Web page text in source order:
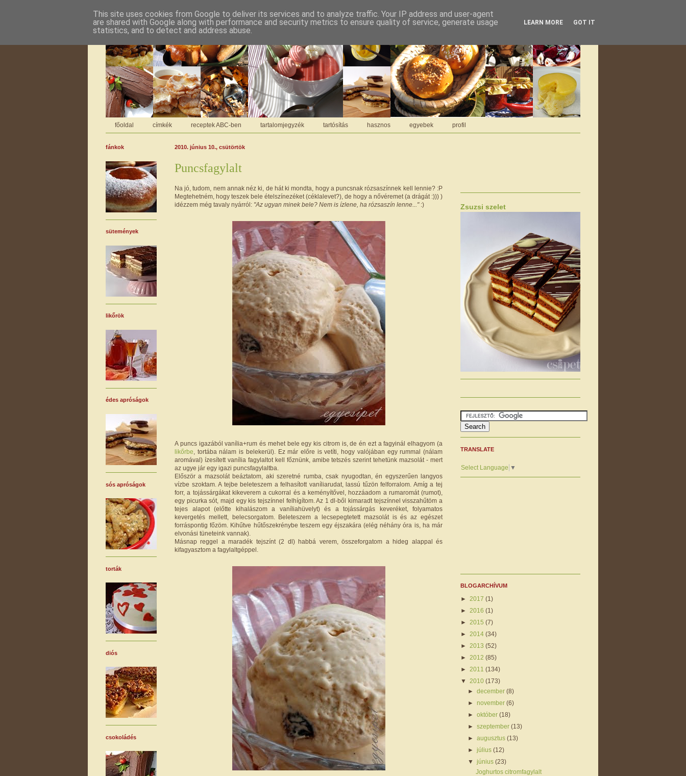
főoldal címkék receptek ABC-ben tartalomjegyzék tartósítás hasznos egyebek profil
2010. június 10., csütörtök
Puncsfagylalt
Na jó, tudom, nem annak néz ki, de hát ki mondta, hogy a puncsnak rózsaszínnek kell lennie? :P
Megtehetném, hogy teszek bele ételszínezéket (céklalevet?), de hogy a nővéremet (a drágát :))) )
idézzem még tavaly nyárról: "Az ugyan minek bele? Nem is ízlene, ha rózsaszín lenne...":)
A puncs igazából vanília+rum és mehet bele egy kis citrom is, de én ezt a fagyinál elhagyom (a
likőrbe , tortába nálam is belekerül). Ez már előre is vetíti, hogy valójában egy rummal (nálam
aromával) ízesített vanília fagylaltot kell főznünk, amibe tetszés szerint tehetünk mazsolát - mert
az ugye jár egy igazi puncsfagylaltba.
Először a mazsolát beáztatom, aki szeretné rumba, csak nyugodtan, én egyszerűen langyos
vízbe szoktam. A tejbe beleteszem a felhasított vaníliarudat, lassú tűzön felforralom. Amíg a tej
forr, a tojássárgákat kikeverem a cukorral és a keményítővel, hozzáadom a rumaromát (rumot),
egy picurka sót, majd egy kis tejszínnel felhígítom. Az 1 dl-ből kimaradt tejszínnel visszahűtöm a
tejes alapot (előtte kihalászom a vaníliahüvelyt) és a tojássárgás keveréket, folyamatos
kevergetés mellett, belecsorgatom. Beleteszem a lecsepegtetett mazsolát is és az egészet
forráspontig főzöm. Kihűtve hűtőszekrénybe teszem egy éjszakára (elég néhány óra is, ha már
elvonási tüneteink vannak).
Másnap reggel a maradék tejszínt (2 dl) habbá verem, összeforgatom a hideg alappal és
kifagyasztom a fagylaltgéppel.
fánkok
sütemények
likőrök
édes apróságok
sós apróságok
torták
diós
csokoládés
Zsuzsi szelet
TRANSLATE
Select Language ▼
BLOGARCHÍVUM
► 2017 (1)
► 2016 (1)
► 2015 (7)
► 2014 (34)
► 2013 (52)
► 2012 (85)
► 2011 (134)
▼ 2010 (173)
►december(8)
►november(6)
►október(18)
►szeptember(13)
►augusztus(13)
►július(12)
▼június(23)
Joghurtos citromfagylalt
This site uses cookies from Google to deliver its services and to analyze traffic. Your IP address and user-agent
are shared with Google along with performance and security metrics to ensure quality of service, generate usage
statistics, and to detect and address abuse.
LEARN MORE GOT IT